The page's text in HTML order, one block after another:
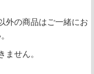
外の商品はご一緒にお
せん。